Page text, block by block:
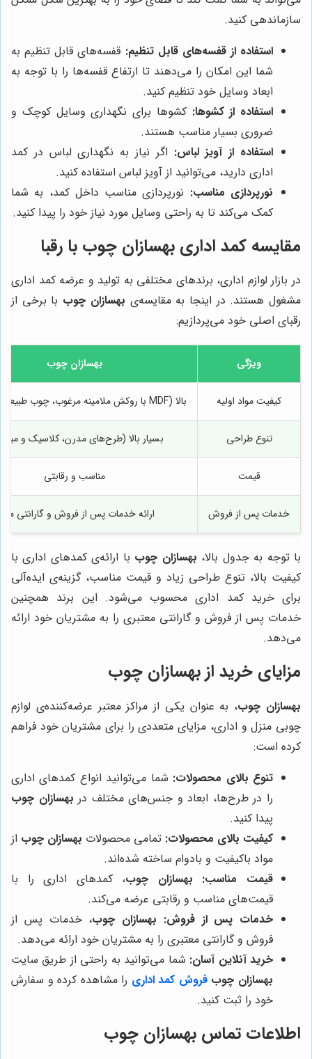
سازماندهی کنید.
استفاده از قفسه‌های قابل تنظیم: قفسه‌های قابل تنظیم به
شما این امکان را می‌دهند تا ارتفاع قفسه‌ها را با توجه به
ابعاد وسایل خود تنظیم کنید.
استفاده از کشوها: کشوها برای نگهداری وسایل کوچک و
ضروری بسیار مناسب هستند.
استفاده از آویز لباس: اگر نیاز به نگهداری لباس در کمد
اداری دارید، می‌توانید از آویز لباس استفاده کنید.
نورپردازی مناسب: نورپردازی مناسب داخل کمد، به شما
کمک می‌کند تا به راحتی وسایل مورد نیاز خود را پیدا کنید.
مقایسه کمد اداری بهسازان چوب با رقبا
در بازار لوازم اداری، برندهای مختلفی به تولید و عرضه کمد اداری
مشغول هستند. در اینجا به مقایسه‌ی بهسازان چوب با برخی از
رقبای اصلی خود می‌پردازیم:
ویژگی بهسازان چوب
کیفیت مواد اولیه بالا (MDF با روکش ملامینه مرغوب، چوب طبیعی با کیفیت)
تنوع طراحی بسیار بالا (طرح‌های مدرن، کلاسیک و
قیمت مناسب و رقابتی
خدمات پس از فروش ارائه خدمات پس از فروش و گارانتی
با توجه به جدول بالا، بهسازان چوب با ارائه‌ی کمدهای اداری با
کیفیت بالا، تنوع طراحی زیاد و قیمت مناسب، گزینه‌ی ایده‌آلی
برای خرید کمد اداری محسوب می‌شود. این برند همچنین
خدمات پس از فروش و گارانتی معتبری را به مشتریان خود ارائه
می‌دهد.
مزایای خرید از بهسازان چوب
بهسازان چوب، به عنوان یکی از مراکز معتبر عرضه‌کننده‌ی لوازم
چوبی منزل و اداری، مزایای متعددی را برای مشتریان خود فراهم
کرده است:
تنوع بالای محصولات: شما می‌توانید انواع کمدهای اداری
را در طرح‌ها، ابعاد و جنس‌های مختلف در بهسازان چوب
پیدا کنید.
کیفیت بالای محصولات: تمامی محصولات بهسازان چوب از
مواد باکیفیت و بادوام ساخته شده‌اند.
قیمت مناسب: بهسازان چوب، کمدهای اداری را با
قیمت‌های مناسب و رقابتی عرضه می‌کند.
خدمات پس از فروش: بهسازان چوب، خدمات پس از
فروش و گارانتی معتبری را به مشتریان خود ارائه می‌دهد.
خرید آنلاین آسان: شما می‌توانید به راحتی از طریق سایت
بهسازان چوب فروش کمد اداری را مشاهده کرده و سفارش
خود را ثبت کنید.
اطلاعات تماس بهسازان چوب